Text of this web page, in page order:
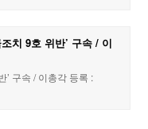
치 9호 위반’ 구속 / 이
’ 구속 / 이총각 등록 :